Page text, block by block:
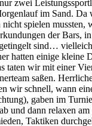
zwei
im Sand. Da
spielen mussten,
der Bars,
sind…
hatten einige kleine
taten wir mit einer
saßen.
wir schnell, wann
gaben im
und dann relaxen
Taktiken